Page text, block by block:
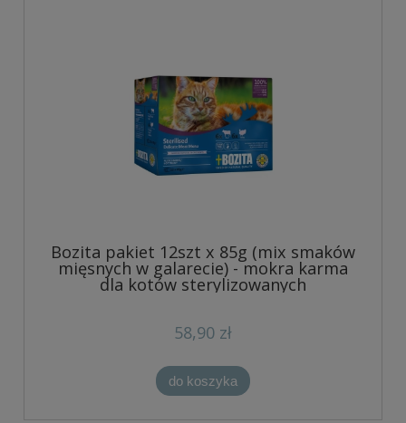
Bozita pakiet 12szt x 85g (mix smaków
mięsnych w galarecie) - mokra karma
dla kotów sterylizowanych
58,90 zł
do koszyka